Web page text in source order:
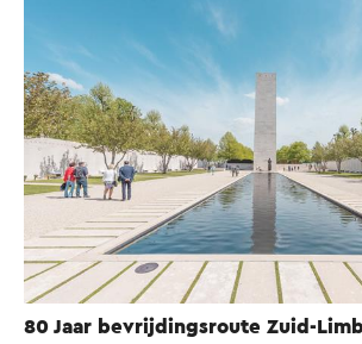
80 Jaar bevrijdingsroute Zuid-